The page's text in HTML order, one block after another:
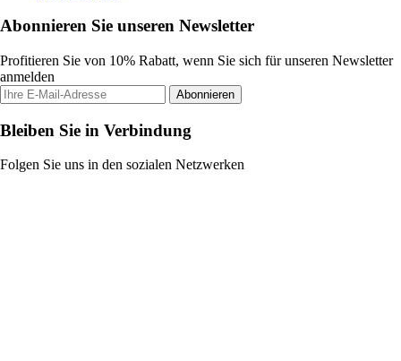
Abonnieren Sie unseren Newsletter
Profitieren Sie von 10% Rabatt, wenn Sie sich für unseren Newsletter
anmelden
Abonnieren
Bleiben Sie in Verbindung
Folgen Sie uns in den sozialen Netzwerken